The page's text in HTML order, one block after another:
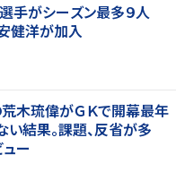
手がシーズン最多９人
健洋が加入
荒木琉偉がＧＫで開幕最年
い結果。課題、反省が多
ー